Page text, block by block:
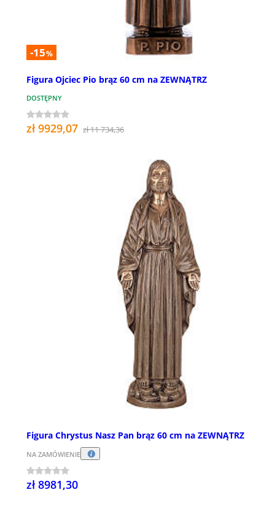
-15%
Figura Ojciec Pio brąz 60 cm na ZEWNĄTRZ
DOSTĘPNY
zł 9929,07 zł 11 734,36
Figura Chrystus Nasz Pan brąz 60 cm na ZEWNĄTRZ
NA ZAMÓWIENIE
zł 8981,30